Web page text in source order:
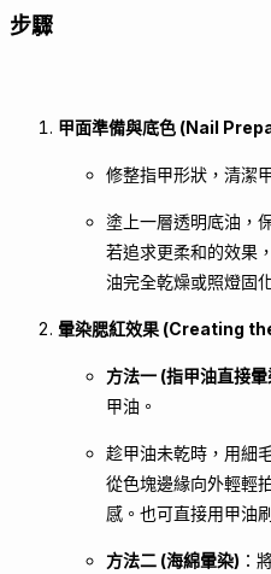
步驟
甲面準備與底色 (Nail
修整指甲形狀，清潔
塗上一層透明底油，
若追求更柔和的效果
油完全乾燥或照燈固
暈染腮紅效果 (Creating
方法一 (指甲油直接暈
甲油。
趁甲油未乾時，用細
從色塊邊緣向外輕輕
感。也可直接用甲油
方法二 (海綿暈染) ：